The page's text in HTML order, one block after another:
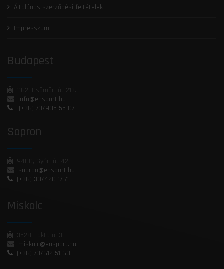
Általános szerződési feltételek
Impresszum
Budapest
1162, Csömöri út 213.
info@ensport.hu
(+36) 70/905-55-07
Sopron
9400, Győri út 42.
sopron@ensport.hu
(+36) 30/420-17-71
Miskolc
3528, Takta u. 3.
miskolc@ensport.hu
(+36) 70/612-51-60